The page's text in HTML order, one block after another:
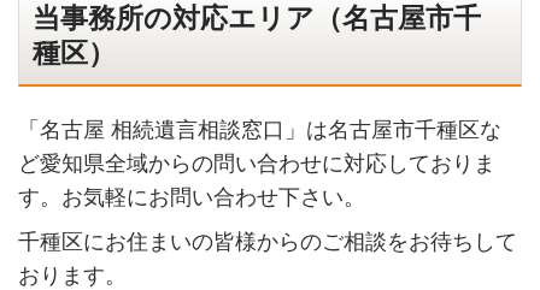
当事務所の対応エリア（名古屋市千
種区）
「名古屋 相続遺言相談窓口」は名古屋市千種区な
ど愛知県全域からの問い合わせに対応しておりま
す。お気軽にお問い合わせ下さい。
千種区にお住まいの皆様からのご相談をお待ちして
おります。